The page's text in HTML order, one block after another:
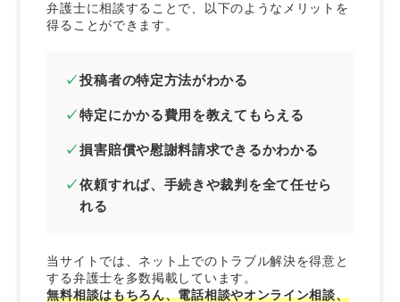
弁護士に相談することで、以下のようなメリットを
得ることができます。
投稿者の特定方法がわかる
特定にかかる費用を教えてもらえる
損害賠償や慰謝料請求できるかわかる
依頼すれば、手続きや裁判を全て任せら
れる
当サイトでは、ネット上でのトラブル解決を得意と
する弁護士を多数掲載しています。
無料相談はもちろん、電話相談やオンライン相談、